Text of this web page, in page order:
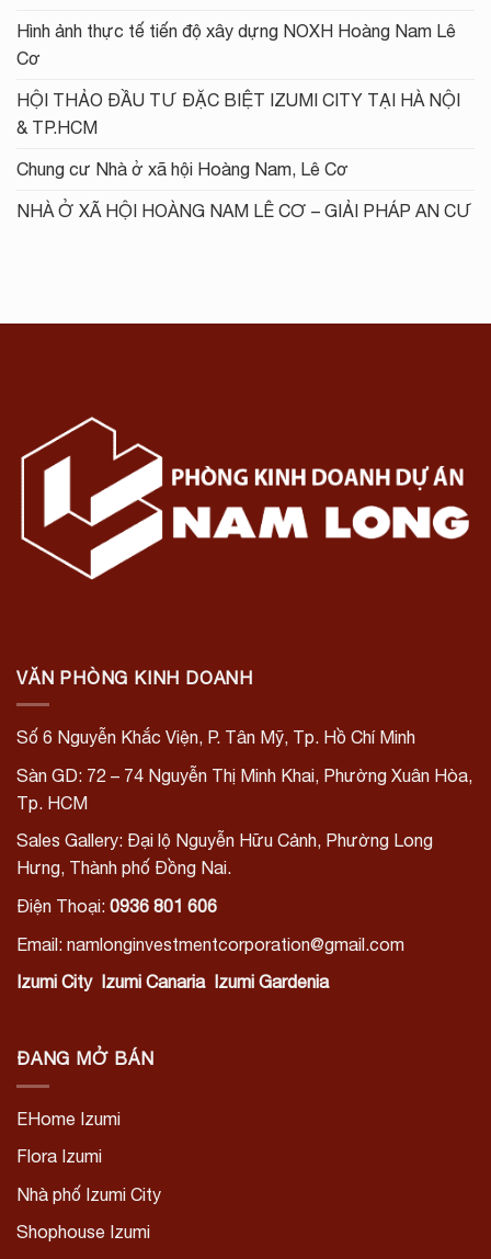
Hình ảnh thực tế tiến độ xây dựng NOXH Hoàng Nam Lê
Cơ
HỘI THẢO ĐẦU TƯ ĐẶC BIỆT IZUMI CITY TẠI HÀ NỘI
& TP.HCM
Chung cư Nhà ở xã hội Hoàng Nam, Lê Cơ
NHÀ Ở XÃ HỘI HOÀNG NAM LÊ CƠ – GIẢI PHÁP AN CƯ
VĂN PHÒNG KINH DOANH
Số 6 Nguyễn Khắc Viện, P. Tân Mỹ, Tp. Hồ Chí Minh
Sàn GD: 72 – 74 Nguyễn Thị Minh Khai, Phường Xuân Hòa,
Tp. HCM
Sales Gallery: Đại lộ Nguyễn Hữu Cảnh, Phường Long
Hưng, Thành phố Đồng Nai.
Điện Thoại: 0936 801 606
Email: namlonginvestmentcorporation@gmail.com
Izumi City Izumi Canaria Izumi Gardenia
ĐANG MỞ BÁN
EHome Izumi
Flora Izumi
Nhà phố Izumi City
Shophouse Izumi